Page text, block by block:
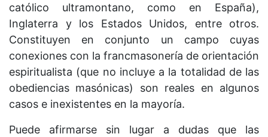
católico ultramontano, como en España),
Inglaterra y los Estados Unidos, entre otros.
Constituyen en conjunto un campo cuyas
conexiones con la francmasonería de orientación
espiritualista (que no incluye a la totalidad de las
obediencias masónicas) son reales en algunos
casos e inexistentes en la mayoría.
Puede afirmarse sin lugar a dudas que las